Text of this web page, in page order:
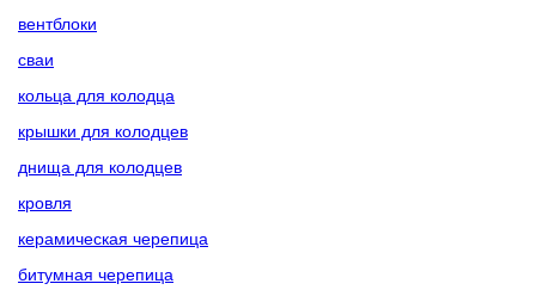
вентблоки
сваи
кольца для колодца
крышки для колодцев
днища для колодцев
кровля
керамическая черепица
битумная черепица